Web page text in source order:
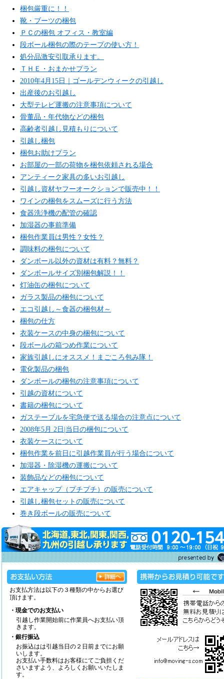
梱包厳重に！！
靴・ブーツの梱包
ＰＣの梱包 オフィス・教室編
段ボール梱包の際のテープの使い方！
処分品激安引取承ります。
ＴＨＥ・おまかせプラン
2010年4月15日｜ゴールデンウィークの引越し
出産後のお引越し
大型テレビ運搬の注意事項について
骨董品・年代物などの梱包
高齢者引越し見積もりについて
引越し梱包
梱包お助けプラン
お部屋の一部の荷物を梱包依頼される場合
アンティーク家具の多いお引越し
引越し資材ヤフーオークションで販売中！！
ワインの梱包をスムーズに行う方法
食器洗浄機の配管の確認
加湿器の事前準備
梱包作業員は男性？女性？
調味料の梱包について
ダンボール以外の資材は有料？無料？
ダンボールサイズ別梱包解説！！
灯油缶の梱包について
ガラス製品の梱包について
エコ引越し～食器の梱包材～
梱包の仕方
衣装ケースの中身の梱包について
段ボールの箱つめ作業について
家族引越しにオススメ！まごころ包み隊！
電化製品の梱包
ダンボールの梱包の注意事項について
引越の資材について
書籍の梱包について
ガステーブルを宅急便で送る場合の注意点について
2008年5月 2日|当日の梱包について
衣装ケースについて
梱包作業を前日に引越作業員が行う場合について
加湿器・除湿機の運搬について
装飾品などの梱包について
エアキャップ（プチプチ）の販売について
引越し梱包セットの販売について
巻き段ボールの販売について
お支払方法は以下の３種類の中からお選び
頂けます。
・現金でのお支払い
引越し作業開始前に作業員へお支払い頂
きます。
・銀行振込
お振込はは引越当日の２日前までにお願
いします。
お支払い手数料はお客様にてご負担くだ
さいますよう、よろしくお願いいたしま
す。